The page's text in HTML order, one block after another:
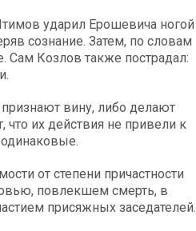
ударил Ерошевича ногой
сознание. Затем, по словам
Сам Козлов также пострадал:
вину, либо делают
что их действия не привели к
от степени причастности
повлекшем смерть, в
присяжных заседателей.